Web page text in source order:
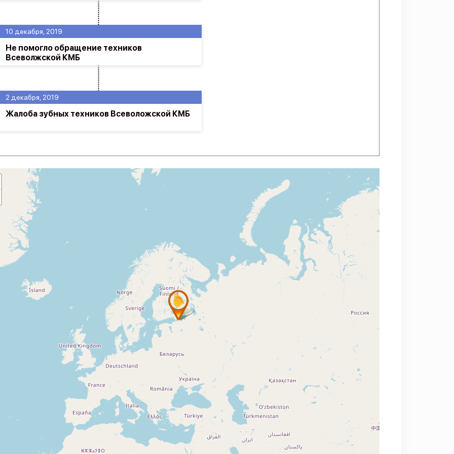
2 декабря, 2019
Жалоба зубных техников Всеволожской КМБ
10 декабря, 2019
Не помогло обращение техников
Всеволжской КМБ